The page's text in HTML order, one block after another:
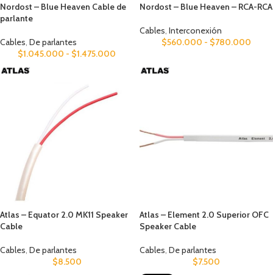
Nordost – Blue Heaven Cable de
parlante
Cables, De parlantes
$1.045.000 - $1.475.000
Nordost – Blue Heaven – RCA-RCA
Cables, Interconexión
$560.000 - $780.000
Atlas – Equator 2.0 MK11 Speaker
Cable
Cables, De parlantes
$8.500
Atlas – Element 2.0 Superior OFC
Speaker Cable
Cables, De parlantes
$7.500